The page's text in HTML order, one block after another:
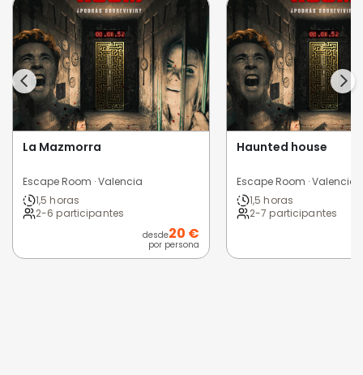
La Mazmorra
Escape Room · Valencia
1,5 horas
2-6 participantes
desde20 €
por persona
Haunted house
Escape Room · Valencia
1,5 horas
2-7 participantes